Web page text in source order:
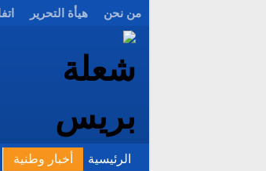
من نحن هيأة التحرير
الرئيسية أخبار وطنية